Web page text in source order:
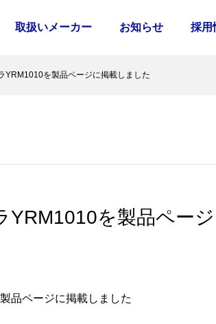
取扱いメーカー お知らせ 採用
YRM1010を製品ページに掲載しました
YRM1010を製品ペー
品ページに掲載しました